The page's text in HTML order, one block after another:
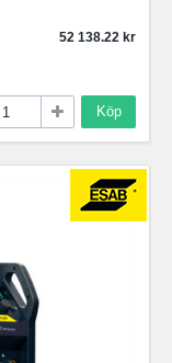
52 138.22
Köp